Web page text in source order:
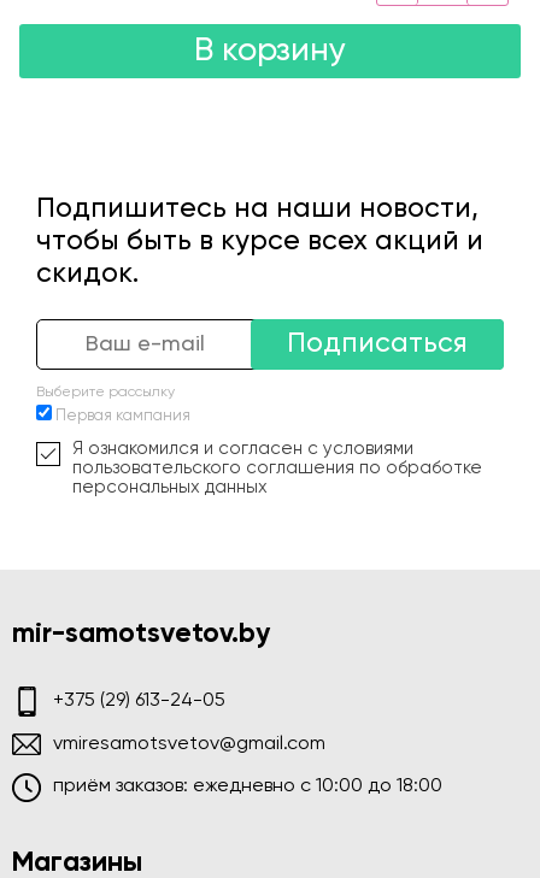
В корзину
Подпишитесь на наши новости,
чтобы быть в курсе всех акций и
скидок.
Подписаться
Выберите рассылку
Первая кампания
Я ознакомился и согласен с условиями
пользовательского соглашения по обработке
персональных данных
mir-samotsvetov.by
+375 (29) 613-24-05
vmiresamotsvetov@gmail.com
приём заказов: ежедневно c 10:00 до 18:00
Магазины